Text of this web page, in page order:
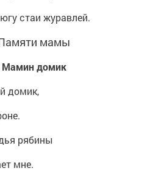
стаи журавлей.
мамы
Мамин домик
домик,
рябины
мне.